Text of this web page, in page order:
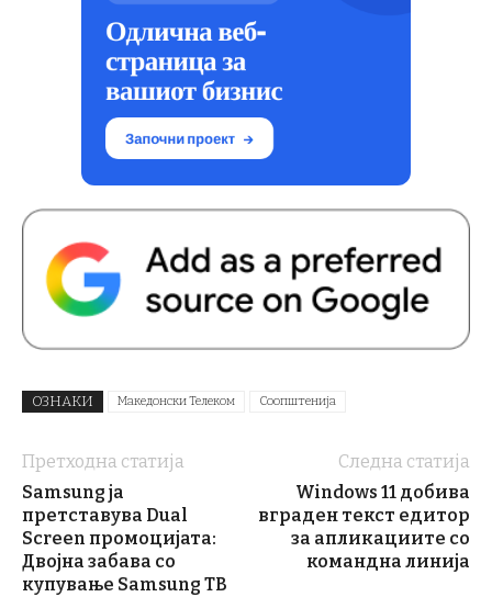
ОЗНАКИ Македонски Телеком Соопштенија
Претходна статија
Samsung ја
претставува Dual
Screen промоцијата:
Двојна забава со
купување Samsung ТВ
Следна статија
Windows 11 добива
вграден текст едитор
за апликациите со
командна линија